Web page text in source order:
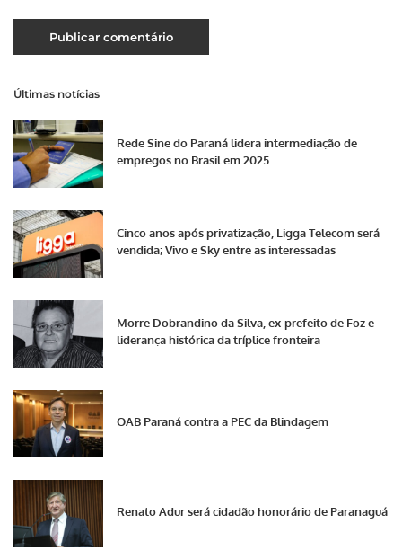
Últimas notícias
Rede Sine do Paraná lidera intermediação de
empregos no Brasil em 2025
Cinco anos após privatização, Ligga Telecom será
vendida; Vivo e Sky entre as interessadas
Morre Dobrandino da Silva, ex-prefeito de Foz e
liderança histórica da tríplice fronteira
OAB Paraná contra a PEC da Blindagem
Renato Adur será cidadão honorário de Paranaguá